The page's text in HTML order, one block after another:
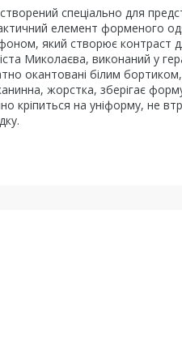
спеціально для
елемент форменого
який створює контраст
Миколаєва, виконаний у
окантовані білим
жорстка, зберігає
кріпиться на уніформу, не